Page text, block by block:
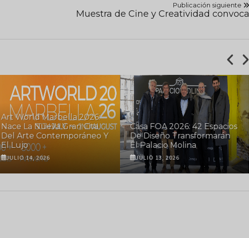
Publicación siguiente
Muestra de Cine y Creatividad convoca
Art World Marbella 2026:
Nace La Nueva Gran Cita
Del Arte Contemporáneo Y
El Lujo
JULIO 14, 2026
Casa FOA 2026: 42 Espacios
De Diseño Transformarán
El Palacio Molina
JULIO 13, 2026